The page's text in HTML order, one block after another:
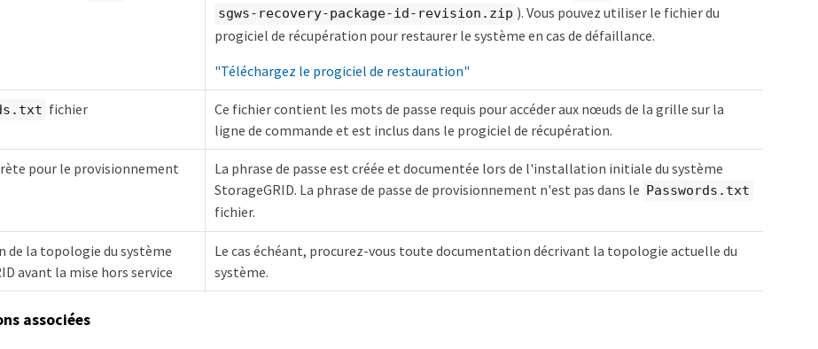
sgws-recovery-package-id-revision.zip ). Vous pouvez utiliser le fichier du
progiciel de récupération pour restaurer le système en cas de défaillance.
"Téléchargez le progiciel de restauration"
fichier
Ce fichier contient les mots de passe requis pour accéder aux nœuds de la grille sur la
ligne de commande et est inclus dans le progiciel de récupération.
pour le provisionnement
La phrase de passe est créée et documentée lors de l'installation initiale du système
StorageGRID. La phrase de passe de provisionnement n'est pas dans le Passwords.txt
fichier.
de la topologie du système
avant la mise hors service
Le cas échéant, procurez-vous toute documentation décrivant la topologie actuelle du
système.
associées